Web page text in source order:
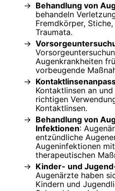
Behandlung von
behandeln
Fremdkörper,
Traumata.
Augenkrankheiten
vorbeugende
Kontaktlinsen an
richtigen
Kontaktlinsen.
Behandlung von
Infektionen:
entzündliche
Augeninfektionen
therapeutischen
Kinder- und
Augenärzte haben
Kindern und